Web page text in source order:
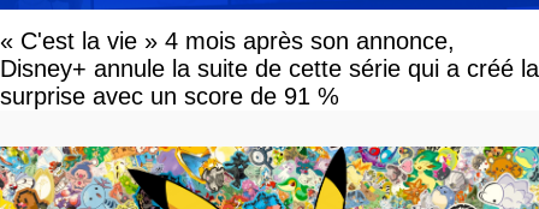
« C'est la vie » 4 mois après son annonce,
Disney+ annule la suite de cette série qui a créé la
surprise avec un score de 91 %